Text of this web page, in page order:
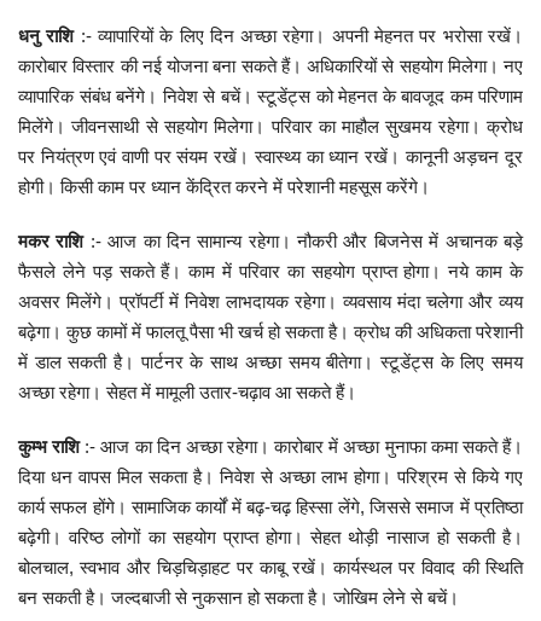
धनु राशि:- व्यापारियों के लिए दिन अच्छा रहेगा। अपनी मेहनत पर भरोसा रखें।
कारोबार विस्तार की नई योजना बना सकते हैं। अधिकारियों से सहयोग मिलेगा। नए
व्यापारिक संबंध बनेंगे। निवेश से बचें। स्टूडेंट्स को मेहनत के बावजूद कम परिणाम
मिलेंगे। जीवनसाथी से सहयोग मिलेगा। परिवार का माहौल सुखमय रहेगा। क्रोध
पर नियंत्रण एवं वाणी पर संयम रखें। स्वास्थ्य का ध्यान रखें। कानूनी अड़चन दूर
होगी। किसी काम पर ध्यान केंद्रित करने में परेशानी महसूस करेंगे।
मकर राशि:- आज का दिन सामान्य रहेगा। नौकरी और बिजनेस में अचानक बड़े
फैसले लेने पड़ सकते हैं। काम में परिवार का सहयोग प्राप्त होगा। नये काम के
अवसर मिलेंगे। प्रॉपर्टी में निवेश लाभदायक रहेगा। व्यवसाय मंदा चलेगा और व्यय
बढ़ेगा। कुछ कामों में फालतू पैसा भी खर्च हो सकता है। क्रोध की अधिकता परेशानी
में डाल सकती है। पार्टनर के साथ अच्छा समय बीतेगा। स्टूडेंट्स के लिए समय
अच्छा रहेगा। सेहत में मामूली उतार-चढ़ाव आ सकते हैं।
कुम्भ राशि:- आज का दिन अच्छा रहेगा। कारोबार में अच्छा मुनाफा कमा सकते हैं।
दिया धन वापस मिल सकता है। निवेश से अच्छा लाभ होगा। परिश्रम से किये गए
कार्य सफल होंगे। सामाजिक कार्यों में बढ़-चढ़ हिस्सा लेंगे, जिससे समाज में प्रतिष्ठा
बढ़ेगी। वरिष्ठ लोगों का सहयोग प्राप्त होगा। सेहत थोड़ी नासाज हो सकती है।
बोलचाल, स्वभाव और चिड़चिड़ाहट पर काबू रखें। कार्यस्थल पर विवाद की स्थिति
बन सकती है। जल्दबाजी से नुकसान हो सकता है। जोखिम लेने से बचें।